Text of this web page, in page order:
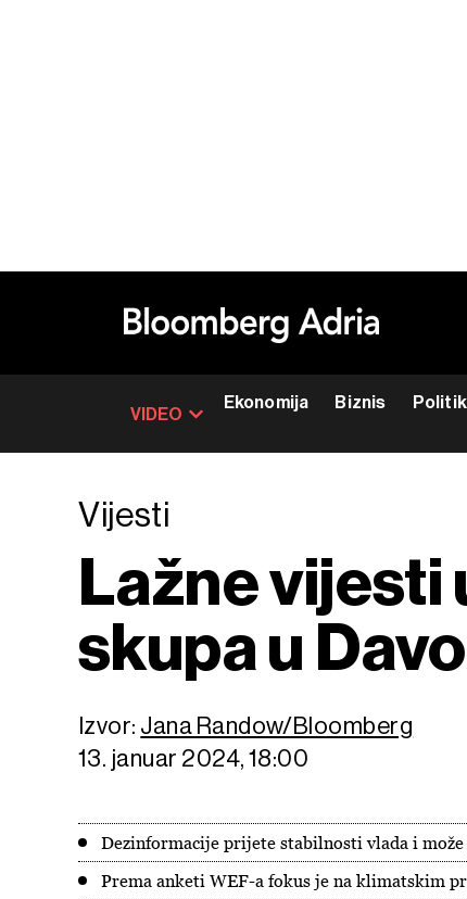
VIDEO
Ekonomija Biznis
Vijesti
Lažne vijesti
skupa u
Izvor: Jana Randow/Bloomberg
13. januar 2024, 18:00
Dezinformacije prijete stabilnosti vlada i
Prema anketi WEF-a fokus je na klimatskim